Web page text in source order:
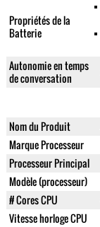
Propriétés de la
Batterie
Autonomie en temps
de conversation
Nom du Produit
Marque Processeur
Processeur Principal
Modèle (processeur)
# Cores CPU
Vitesse horloge CPU